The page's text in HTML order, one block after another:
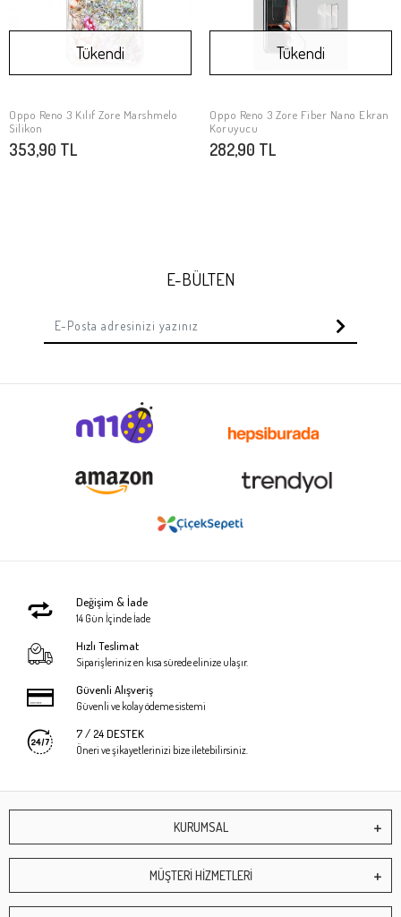
Stokta Yok
Tükendi
Oppo Reno 3 Kılıf Zore Marshmelo
Silikon
353,90 TL
Stokta Yok
Tükendi
Oppo Reno 3 Zore Fiber Nano Ekran
Koruyucu
282,90 TL
E-BÜLTEN
Değişim & İade
14 Gün İçinde İade
Hızlı Teslimat
Siparişleriniz en kısa sürede elinize ulaşır.
Güvenli Alışveriş
Güvenli ve kolay ödeme sistemi
7 / 24 DESTEK
Öneri ve şikayetlerinizi bize iletebilirsiniz.
KURUMSAL
MÜŞTERİ HİZMETLERİ